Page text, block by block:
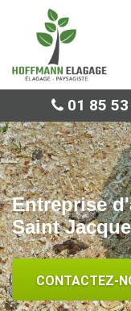
01 85
Entreprise
Saint
CONTACTEZ-